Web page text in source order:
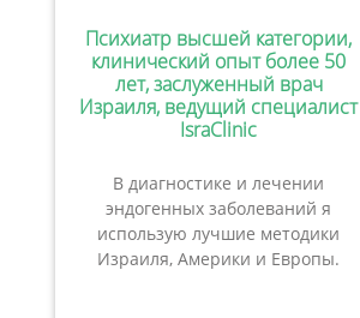
Психиатр высшей категории,
клинический опыт более 50
лет, заслуженный врач
Израиля, ведущий специалист
IsraClinic
В диагностике и лечении
эндогенных заболеваний я
использую лучшие методики
Израиля, Америки и Европы.